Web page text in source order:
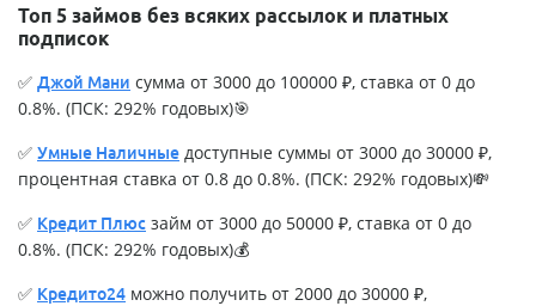
Топ 5 займов без всяких рассылок и платных
подписок
✅ Джой Мани сумма от 3000 до 100000 ₽, ставка от 0 до
0.8%. (ПСК: 292% годовых)🎯
✅ Умные Наличные доступные суммы от 3000 до 30000 ₽,
процентная ставка от 0.8 до 0.8%. (ПСК: 292% годовых)💸
✅ Кредит Плюс займ от 3000 до 50000 ₽, ставка от 0 до
0.8%. (ПСК: 292% годовых)💰
✅ Кредито24 можно получить от 2000 до 30000 ₽,